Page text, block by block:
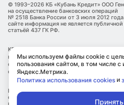
Мы используем файлы cookie с
пользования сайтом, в том числе с
Яндекс.Метрика.
Политика использования cookies и
Принять
© 1993–2026 КБ «Кубань Кредит» ООО
на осуществление банковских операций
№ 2518 Банка России от 3 июля 2012
сайте информация не является
статьёй 437 ГК РФ.
КБ «Кубань Кредит» ООО является
персональных данных. Информация об
сведения о реализуемых требованиях к
отражены в Политике обработки
КБ «Кубань Кредит» ООО использует
сервисов и повышения удобства
использованием метрических сервисов